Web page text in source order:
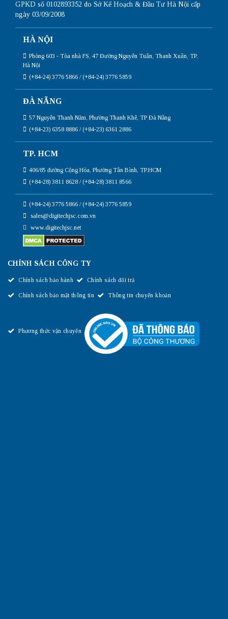
GPKD số 0102893352 do Sở Kế Hoạch & Đầu Tư Hà Nội cấp
ngày 03/09/2008
HÀ NỘI
Phòng 603 - Tòa nhà FS, 47 Đường Nguyễn Tuân, Thanh Xuân, TP.
Hà Nội
(+84-24) 3776 5866 / (+84-24) 3776 5859
ĐÀ NẴNG
57 Nguyễn Thanh Năm, Phường Thanh Khê, TP Đà Nẵng
(+84-23) 6358 8886 / (+84-23) 6361 2886
TP. HCM
406/85 đường Cộng Hòa, Phường Tân Bình, TP.HCM
(+84-28) 3811 8628 / (+84-28) 3811 8566
(+84-24) 3776 5866 / (+84-24) 3776 5859
sales@digitechjsc.com.vn
www.digitechjsc.net
CHÍNH SÁCH CÔNG TY
Chính sách bảo hành Chính sách đổi trả
Chính sách bảo mật thông tin Thông tin chuyển khoản
Phương thức vận chuyển